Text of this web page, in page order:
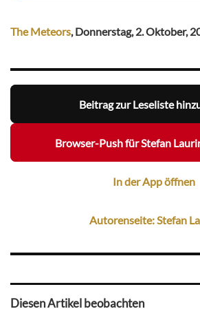
The Meteors, Donnerstag, 2. Oktober,
Beitrag zur Leseliste
Browser-Push für Stefan
In der App öffnen
Autorenseite: Stefan
Diesen Artikel beobachten